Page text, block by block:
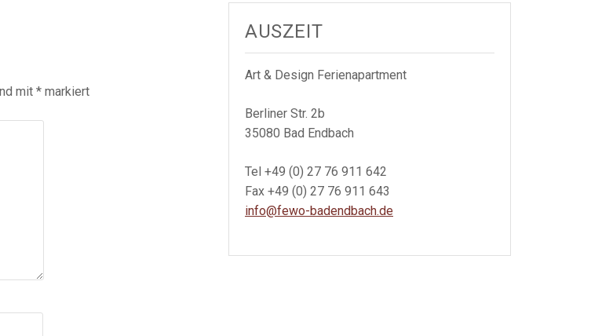
mit * markiert
AUSZEIT
Art & Design Ferienapartment
Berliner Str. 2b
35080 Bad Endbach
Tel +49 (0) 27 76 911 642
Fax +49 (0) 27 76 911 643
info@fewo-badendbach.de